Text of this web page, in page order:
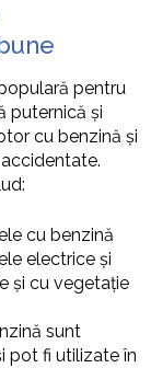
pentru
puternică și
cu benzină și
cu benzină
electrice și
și cu vegetație
sunt
pot fi utilizate în